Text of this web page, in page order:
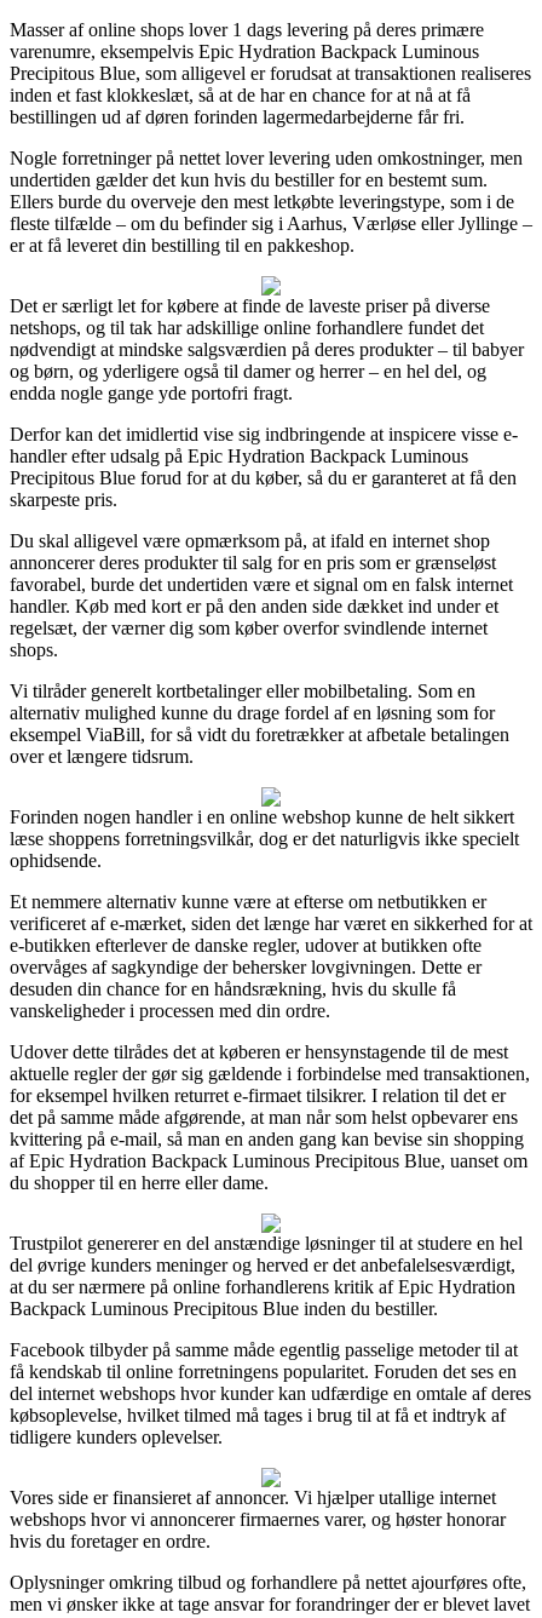
Masser af online shops lover 1 dags levering på deres primære
varenumre, eksempelvis Epic Hydration Backpack Luminous
Precipitous Blue, som alligevel er forudsat at transaktionen realiseres
inden et fast klokkeslæt, så at de har en chance for at nå at få
bestillingen ud af døren forinden lagermedarbejderne får fri.
Nogle forretninger på nettet lover levering uden omkostninger, men
undertiden gælder det kun hvis du bestiller for en bestemt sum.
Ellers burde du overveje den mest letkøbte leveringstype, som i de
fleste tilfælde – om du befinder sig i Aarhus, Værløse eller Jyllinge –
er at få leveret din bestilling til en pakkeshop.
Det er særligt let for købere at finde de laveste priser på diverse
netshops, og til tak har adskillige online forhandlere fundet det
nødvendigt at mindske salgsværdien på deres produkter – til babyer
og børn, og yderligere også til damer og herrer – en hel del, og
endda nogle gange yde portofri fragt.
Derfor kan det imidlertid vise sig indbringende at inspicere visse e-
handler efter udsalg på Epic Hydration Backpack Luminous
Precipitous Blue forud for at du køber, så du er garanteret at få den
skarpeste pris.
Du skal alligevel være opmærksom på, at ifald en internet shop
annoncerer deres produkter til salg for en pris som er grænseløst
favorabel, burde det undertiden være et signal om en falsk internet
handler. Køb med kort er på den anden side dækket ind under et
regelsæt, der værner dig som køber overfor svindlende internet
shops.
Vi tilråder generelt kortbetalinger eller mobilbetaling. Som en
alternativ mulighed kunne du drage fordel af en løsning som for
eksempel ViaBill, for så vidt du foretrækker at afbetale betalingen
over et længere tidsrum.
Forinden nogen handler i en online webshop kunne de helt sikkert
læse shoppens forretningsvilkår, dog er det naturligvis ikke specielt
ophidsende.
Et nemmere alternativ kunne være at efterse om netbutikken er
verificeret af e-mærket, siden det længe har været en sikkerhed for at
e-butikken efterlever de danske regler, udover at butikken ofte
overvåges af sagkyndige der behersker lovgivningen. Dette er
desuden din chance for en håndsrækning, hvis du skulle få
vanskeligheder i processen med din ordre.
Udover dette tilrådes det at køberen er hensynstagende til de mest
aktuelle regler der gør sig gældende i forbindelse med transaktionen,
for eksempel hvilken returret e-firmaet tilsikrer. I relation til det er
det på samme måde afgørende, at man når som helst opbevarer ens
kvittering på e-mail, så man en anden gang kan bevise sin shopping
af Epic Hydration Backpack Luminous Precipitous Blue, uanset om
du shopper til en herre eller dame.
Trustpilot genererer en del anstændige løsninger til at studere en hel
del øvrige kunders meninger og herved er det anbefalelsesværdigt,
at du ser nærmere på online forhandlerens kritik af Epic Hydration
Backpack Luminous Precipitous Blue inden du bestiller.
Facebook tilbyder på samme måde egentlig passelige metoder til at
få kendskab til online forretningens popularitet. Foruden det ses en
del internet webshops hvor kunder kan udfærdige en omtale af deres
købsoplevelse, hvilket tilmed må tages i brug til at få et indtryk af
tidligere kunders oplevelser.
Vores side er finansieret af annoncer. Vi hjælper utallige internet
webshops hvor vi annoncerer firmaernes varer, og høster honorar
hvis du foretager en ordre.
Oplysninger omkring tilbud og forhandlere på nettet ajourføres ofte,
men vi ønsker ikke at tage ansvar for forandringer der er blevet lavet